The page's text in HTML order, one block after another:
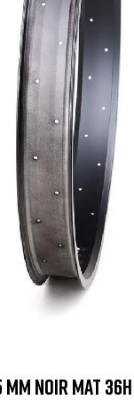
MM NOIR MAT 36H